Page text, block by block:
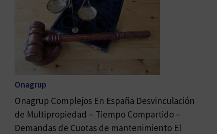
Onagrup
Onagrup Complejos En España Desvinculación
de Multipropiedad – Tiempo Compartido –
Demandas de Cuotas de mantenimiento El